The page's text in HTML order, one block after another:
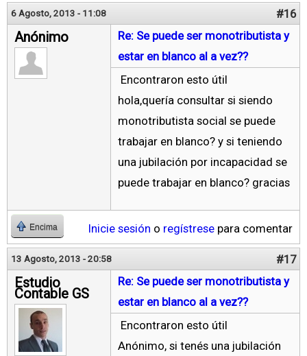
6 Agosto, 2013 - 11:08 #16
Anónimo
Re: Se puede ser monotributista y
estar en blanco al a vez??
Encontraron esto útil
hola,quería consultar si siendo
monotributista social se puede
trabajar en blanco? y si teniendo
una jubilación por incapacidad se
puede trabajar en blanco? gracias
Encima Inicie sesión o regístrese para comentar
13 Agosto, 2013 - 20:58 #17
Estudio
Contable GS
Re: Se puede ser monotributista y
estar en blanco al a vez??
Encontraron esto útil
Anónimo, si tenés una jubilación